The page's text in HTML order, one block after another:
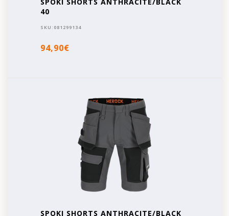
40
SKU: 081299134
94,90€
SPOKI SHORTS ANTHRACITE/BLACK